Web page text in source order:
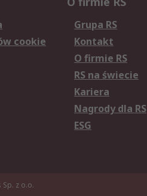
cookie
Grupa RS
Kontakt
O firmie RS
RS na świecie
Kariera
Nagrody dla RS
ESG
z o.o.